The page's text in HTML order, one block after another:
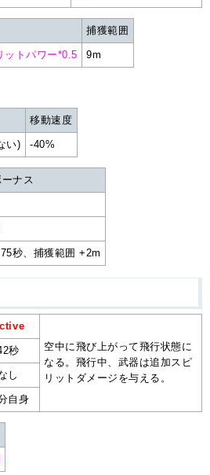
捕獲範囲
ットパワー*0.5 9m
移動速度
い) -40%
ナス
秒、捕獲範囲 +2m
空中に飛び上がって飛行状態に
なる。飛行中、武器は追加スピ
リットダメージを与える。
秒
し
自身